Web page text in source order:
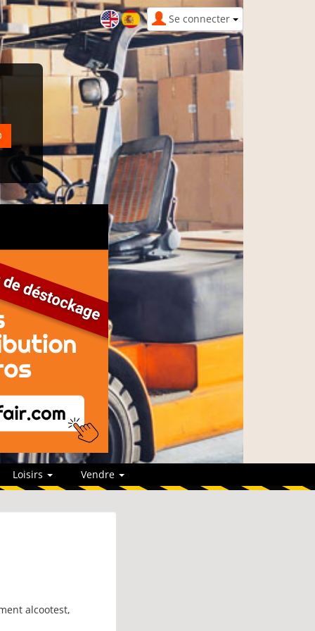
Se connecter
Loisirs Vendre
alcootest,